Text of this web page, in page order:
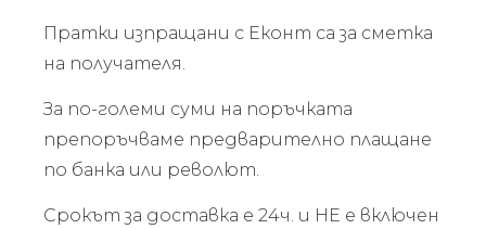
Пратки изпращани с Еконт са за сметка
на получателя.
За по-големи суми на поръчката
препоръчваме предварително плащане
по банка или револют.
Срокът за доставка е 24ч. и НЕ е включен